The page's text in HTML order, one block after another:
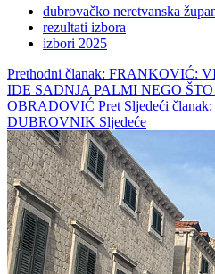
dubrovačko neretvanska
rezultati izbora
izbori 2025
Prethodni članak: FRANKOVIĆ:
IDE SADNJA PALMI NEGO
OBRADOVIĆ Pret Sljedeći
DUBROVNIK Sljedeće